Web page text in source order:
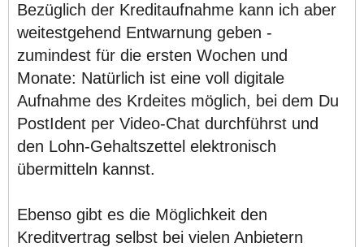
Bezüglich der Kreditaufnahme kann ich aber
weitestgehend Entwarnung geben -
zumindest für die ersten Wochen und
Monate: Natürlich ist eine voll digitale
Aufnahme des Krdeites möglich, bei dem Du
PostIdent per Video-Chat durchführst und
den Lohn-Gehaltszettel elektronisch
übermitteln kannst.
Ebenso gibt es die Möglichkeit den
Kreditvertrag selbst bei vielen Anbietern